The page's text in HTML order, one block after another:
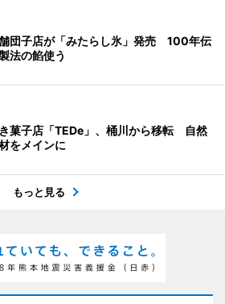
団子店が「みたらし氷」発売 100年伝
法の餡使う
菓子店「TEDe」、桶川から移転 自然
をメインに
もっと見る